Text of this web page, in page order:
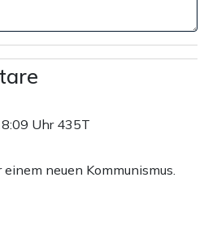
Uhr 435T
neuen Kommunismus.